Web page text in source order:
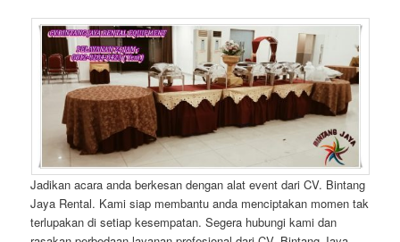
Jadikan acara anda berkesan dengan alat event dari CV. Bintang
Jaya Rental. Kami siap membantu anda menciptakan momen tak
terlupakan di setiap kesempatan. Segera hubungi kami dan